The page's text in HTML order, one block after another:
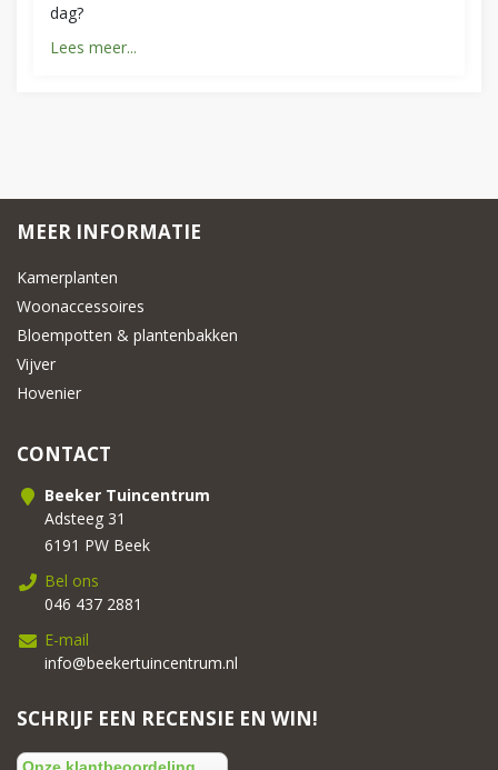
dag?
Lees meer...
MEER INFORMATIE
Kamerplanten
Woonaccessoires
Bloempotten & plantenbakken
Vijver
Hovenier
CONTACT
Beeker Tuincentrum
Adsteeg 31
6191 PW Beek
Bel ons
046 437 2881
E-mail
info@beekertuincentrum.nl
SCHRIJF EEN RECENSIE EN WIN!